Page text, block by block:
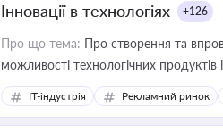
Інновації в технологіях +126
Про що тема: Про створення та
можливості технологічних
IT-індустрія Рекламний ринок